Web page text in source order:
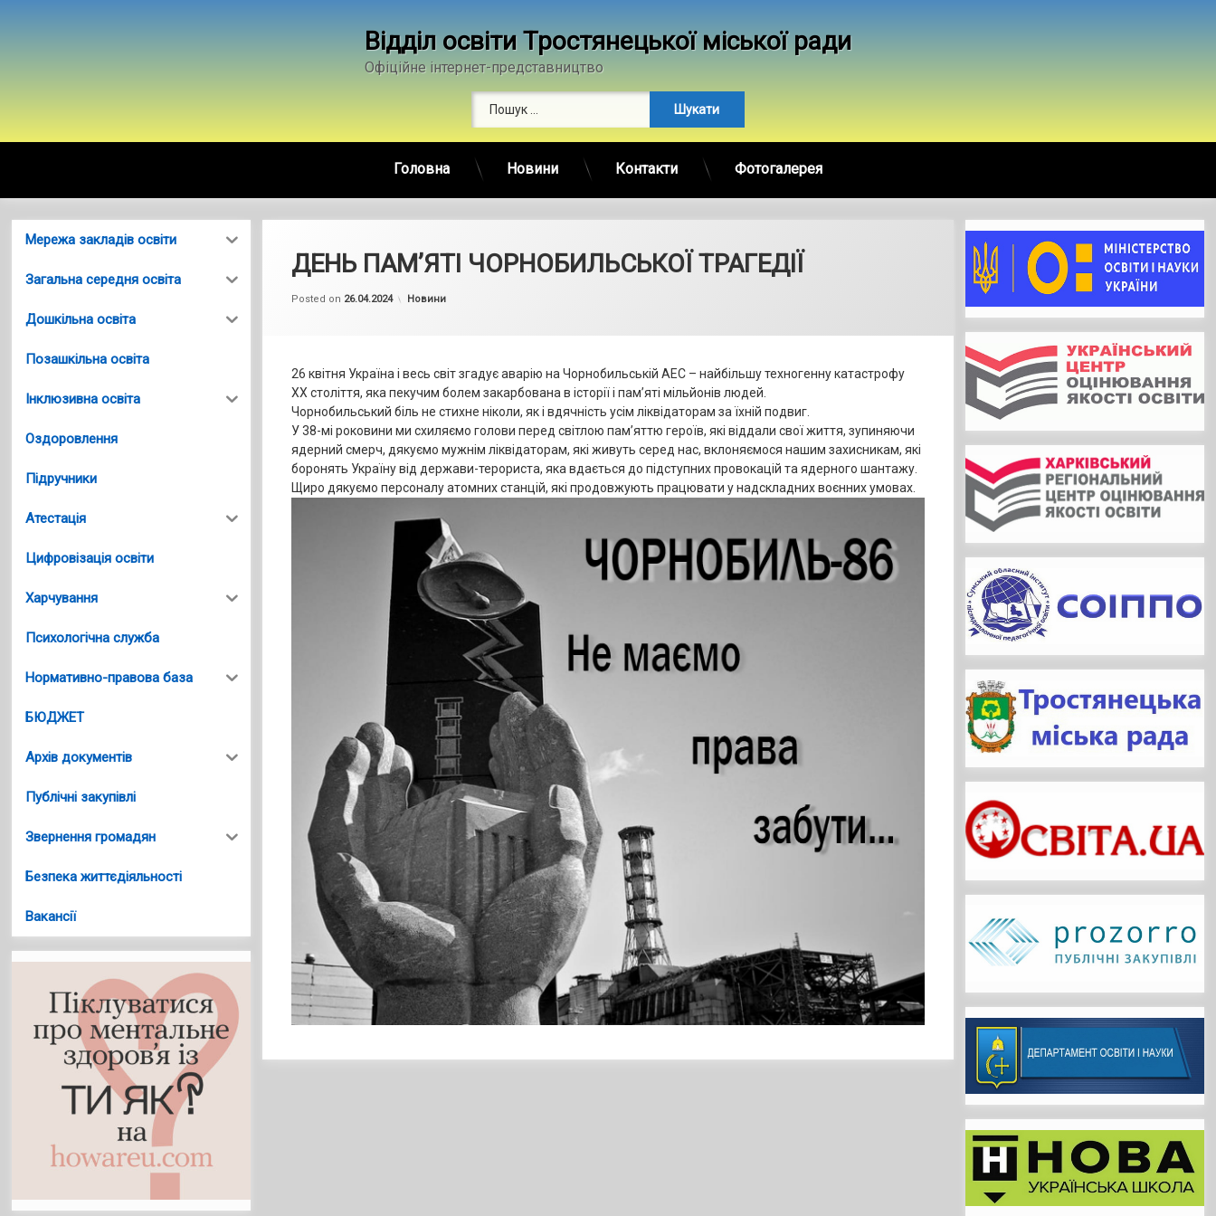
Відділ освіти Тростянецької міської ради
Офіційне інтернет-представництво
Пошук:
Головна Новини Контакти Фотогалерея
ДЕНЬ ПАМ’ЯТІ ЧОРНОБИЛЬСЬКОЇ ТРАГЕДІЇ
Posted on 26.04.2024
by
Categories:
Новини
26 квітня Україна і весь світ згадує аварію на Чорнобильській АЕС – найбільшу техногенну катастрофу
ХХ століття, яка пекучим болем закарбована в історії і пам’яті мільйонів людей.
Чорнобильський біль не стихне ніколи, як і вдячність усім ліквідаторам за їхній подвиг.
У 38-мі роковини ми схиляємо голови перед світлою пам’яттю героїв, які віддали свої життя, зупиняючи
ядерний смерч, дякуємо мужнім ліквідаторам, які живуть серед нас, вклоняємося нашим захисникам, які
боронять Україну від держави-терориста, яка вдається до підступних провокацій та ядерного шантажу.
Щиро дякуємо персоналу атомних станцій, які продовжують працювати у надскладних воєнних умовах.
Мережа закладів освіти
Загальна середня освіта
Дошкільна освіта
Позашкільна освіта
Інклюзивна освіта
Оздоровлення
Підручники
Атестація
Цифровізація освіти
Харчування
Психологічна служба
Нормативно-правова база
БЮДЖЕТ
Архів документів
Публічні закупівлі
Звернення громадян
Безпека життєдіяльності
Вакансії